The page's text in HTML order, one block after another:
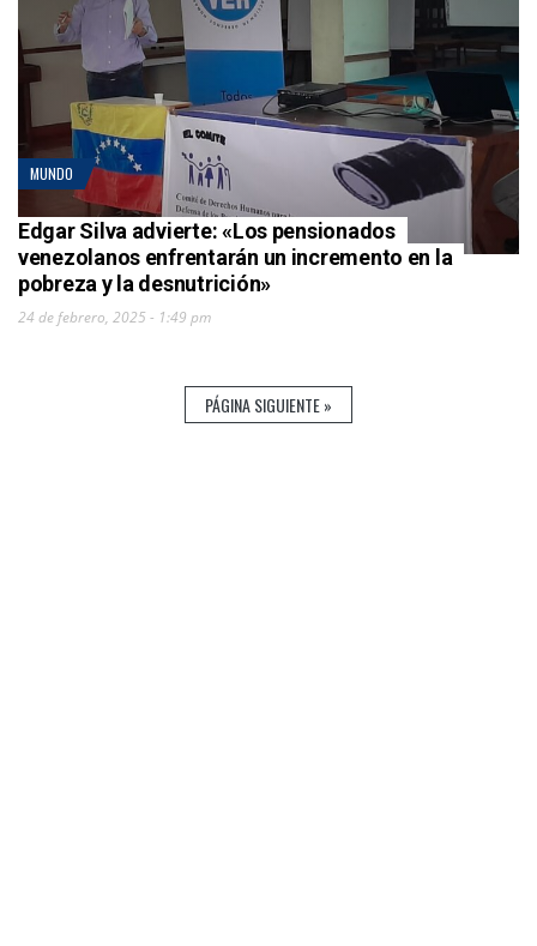
MUNDO
Edgar Silva advierte: «Los pensionados
venezolanos enfrentarán un incremento en la
pobreza y la desnutrición»
24 de febrero, 2025 - 1:49 pm
PÁGINA SIGUIENTE »